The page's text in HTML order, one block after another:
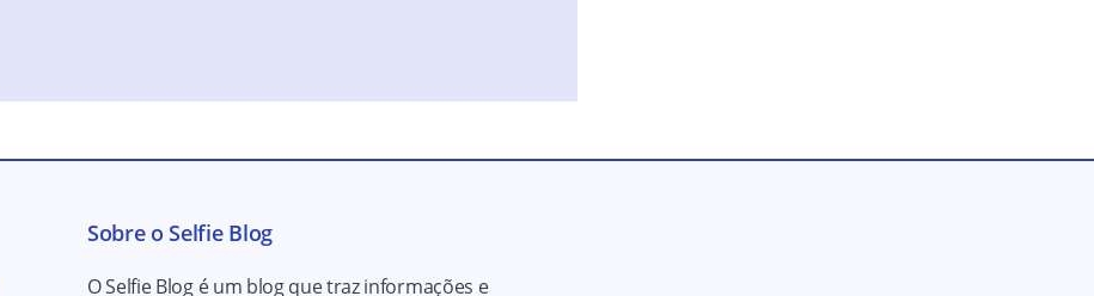
Sobre o Selfie Blog
O Selfie Blog é um blog que traz informações e